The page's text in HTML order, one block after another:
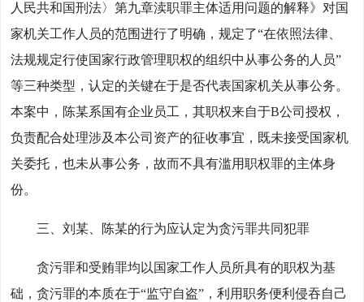
人民共和国刑法〉第九章渎职罪主体适用问题的解释》对国
家机关工作人员的范围进行了明确，规定了“在依照法律、
法规规定行使国家行政管理职权的组织中从事公务的人员”
等三种类型，认定的关键在于是否代表国家机关从事公务。
本案中，陈某系国有企业员工，其职权来自于B公司授权，
负责配合处理涉及本公司资产的征收事宜，既未接受国家机
关委托，也未从事公务，故而不具有滥用职权罪的主体身
份。
三、刘某、陈某的行为应认定为贪污罪共同犯罪
贪污罪和受贿罪均以国家工作人员所具有的职权为基
础，贪污罪的本质在于“监守自盗”，利用职务便利侵吞自己